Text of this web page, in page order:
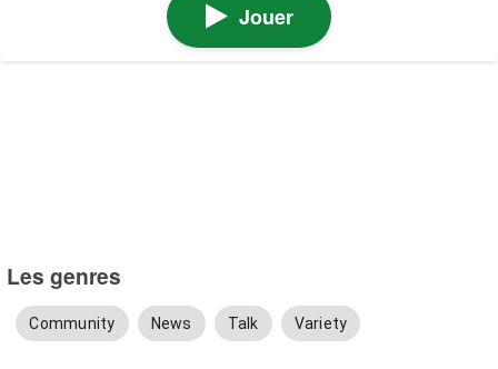
Jouer
Les genres
Community News Talk Variety